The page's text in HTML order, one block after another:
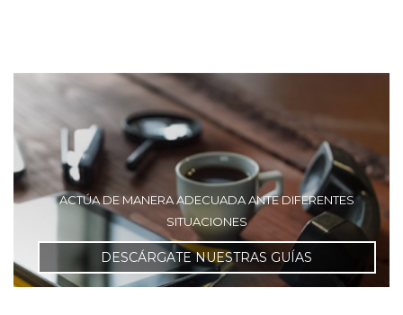
ACTÚA DE MANERA ADECUADA ANTE DIFERENTES
SITUACIONES
DESCÁRGATE NUESTRAS GUÍAS